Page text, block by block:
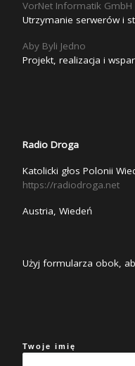
VorNet Informatik GmbH
Utrzymanie serwerów i
Aby Byli Jedno
Projekt, realizacja i
Radio Droga
Katolicki głos Polonii
https://radiodroga.net
Austria, Wiedeń
Użyj formularza obok,
Twoje imię